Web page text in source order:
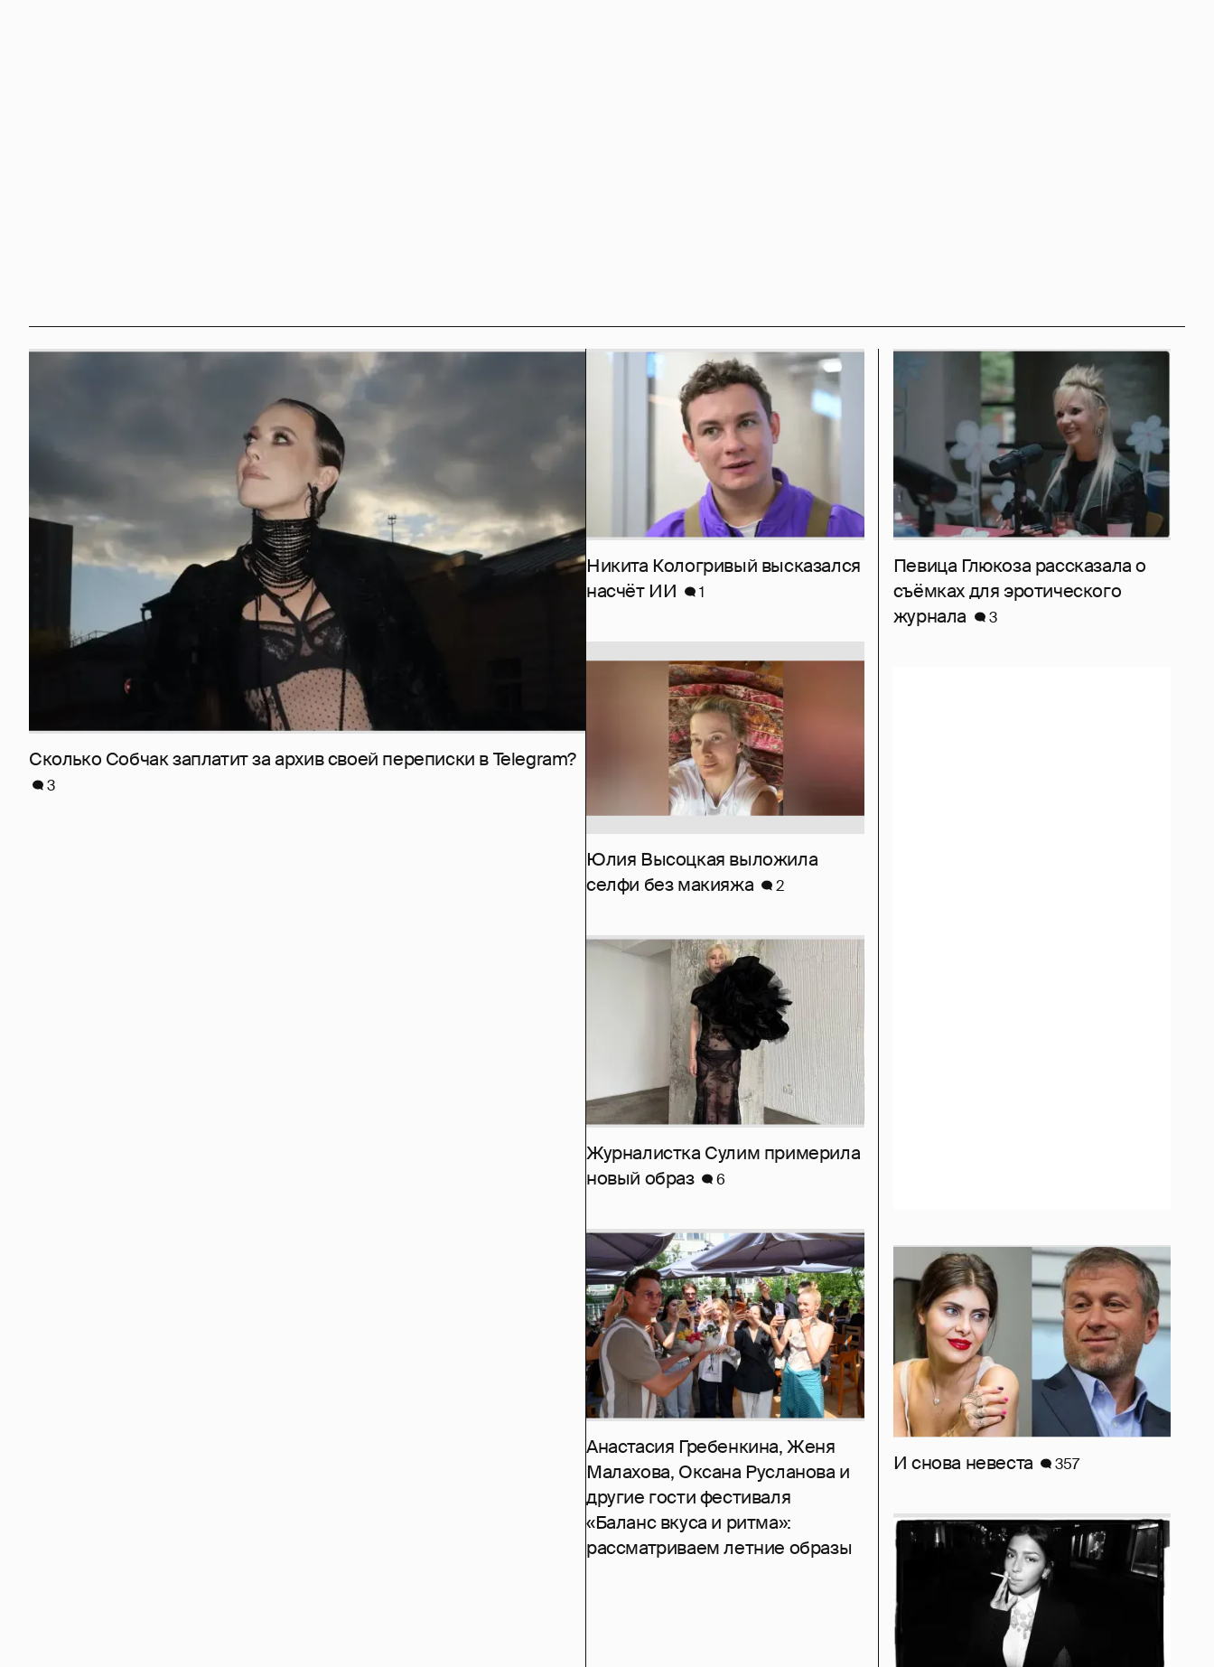
Сколько Собчак заплатит за архив своей перeписки в Telegram?
3
Никита Кологривый высказался
насчёт ИИ
1
Певица Глюкоза рассказала о
съёмках для эротического
журнала
3
Юлия Высоцкая выложила
селфи без макияжа
2
Журналистка Сулим примерила
новый образ
6
И снова невеста 357
Анастасия Гребенкина, Женя
Малахова, Оксана Русланова и
другие гости фестиваля
«Баланс вкуса и ритма»:
рассматриваем летние образы